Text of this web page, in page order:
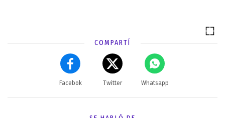
COMPARTÍ
Facebok Twitter Whatsapp